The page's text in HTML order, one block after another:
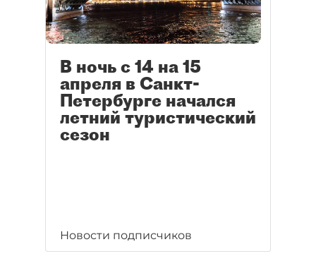
В ночь с 14 на 15
апреля в Санкт-
Петербурге начался
летний туристический
сезон
Новости подписчиков